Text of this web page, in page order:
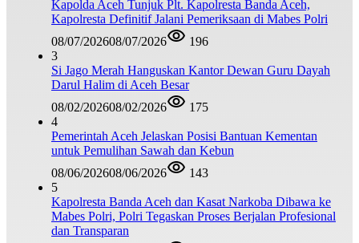
Kapolda Aceh Tunjuk Plt. Kapolresta Banda Aceh,
Kapolresta Definitif Jalani Pemeriksaan di Mabes Polri
08/07/202608/07/2026
196
3
Si Jago Merah Hanguskan Kantor Dewan Guru Dayah
Darul Halim di Aceh Besar
08/02/202608/02/2026
175
4
Pemerintah Aceh Jelaskan Posisi Bantuan Kementan
untuk Pemulihan Sawah dan Kebun
08/06/202608/06/2026
143
5
Kapolresta Banda Aceh dan Kasat Narkoba Dibawa ke
Mabes Polri, Polri Tegaskan Proses Berjalan Profesional
dan Transparan